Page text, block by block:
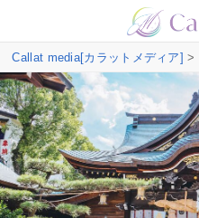
Callat media[カラットメディア] >